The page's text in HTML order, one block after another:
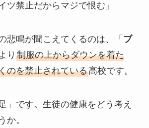
ツ禁止だからマジで恨む」
悲鳴が聞こえてくるのは、「 ブ
り 制服の上からダウンを着た
のを禁止されている高校です。
」です。生徒の健康をどう考え
か。